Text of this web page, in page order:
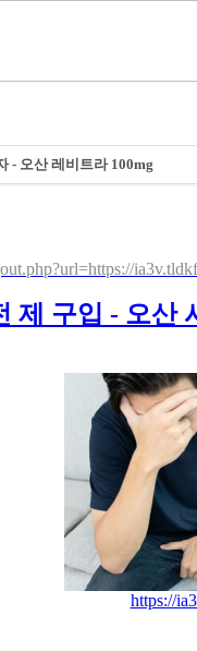
- 오산 레비트라 100mg
제 구입 - 오산
https://